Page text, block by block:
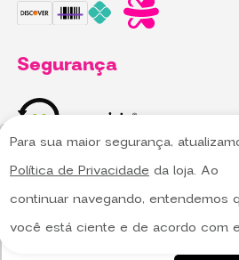
Utilizamos cookies para oferecer
experiência, melhorar o
como você interage em nosso site
personalizar conteúdo.
Saiba mais
Utilizamos cookies para oferecer
experiência, melhorar o
como você interage em nosso site
personalizar conteúdo.
Saiba mais
Para sua maior segurança,
Política de Privacidadeda loja. Ao
continuar navegando, entendemos
você está ciente e de acordo com
Segurança